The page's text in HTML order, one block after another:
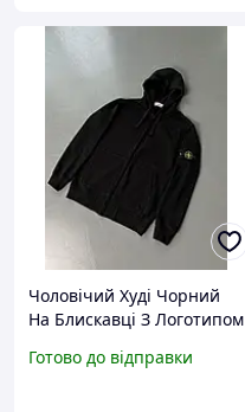
Чоловічий Худі Чорний
На Блискавці З Логотипом
Shopy
Готово до відправки